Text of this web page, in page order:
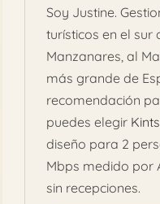
Soy Justine.
turísticos en el sur
Manzanares, al
más grande de
recomendación
puedes elegir
diseño para 2
Mbps medido por
sin recepciones.